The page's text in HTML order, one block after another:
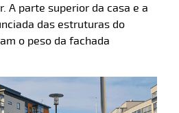
A parte superior da casa e a
das estruturas do
o peso da fachada